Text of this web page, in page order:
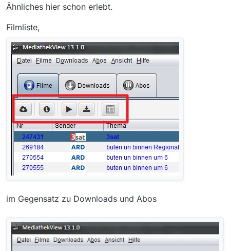
Ähnliches hier schon erlebt.
Filmliste,
im Gegensatz zu Downloads und Abos